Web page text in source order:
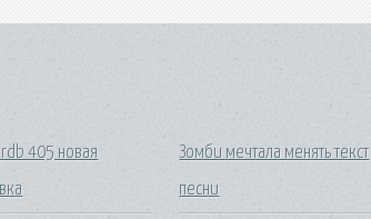
405 новая
Зомби мечтала менять текст
песни